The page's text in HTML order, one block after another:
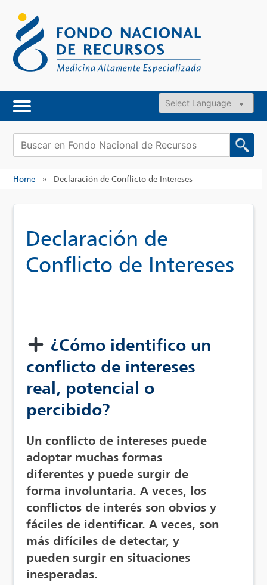
content
Powered by
Buscar:
Home » Declaración de Conflicto de Intereses
Declaración de
Conflicto de Intereses
¿Cómo identifico un
conflicto de intereses
real, potencial o
percibido?
Un conflicto de intereses puede
adoptar muchas formas
diferentes y puede surgir de
forma involuntaria. A veces, los
conflictos de interés son obvios y
fáciles de identificar. A veces, son
más difíciles de detectar, y
pueden surgir en situaciones
inesperadas.